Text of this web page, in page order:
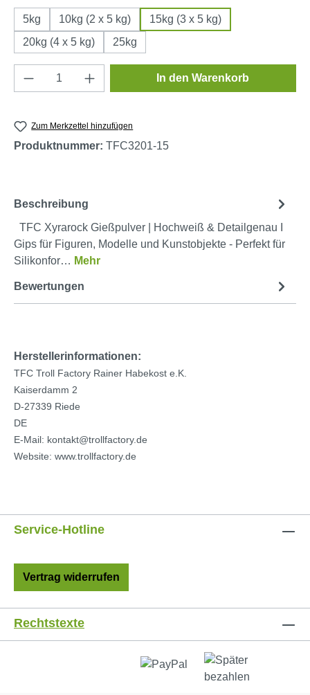
5kg 10kg (2 x 5 kg)
15kg (3 x 5 kg)
20kg (4 x 5 kg)
25kg
Produkt Anzahl: Gib den gewünschten
In den Warenkorb
Zum Merkzettel hinzufügen
Produktnummer: TFC3201-15
Beschreibung
TFC Xyrarock Gießpulver | Hochweiß & Detailgenau I
Gips für Figuren, Modelle und Kunstobjekte - Perfekt für
Silikonfor… Mehr
Bewertungen
Herstellerinformationen:
TFC Troll Factory Rainer Habekost e.K.
Kaiserdamm 2
D-27339 Riede
DE
E-Mail: kontakt@trollfactory.de
Website: www.trollfactory.de
Service-Hotline
Vertrag widerrufen
Rechtstexte